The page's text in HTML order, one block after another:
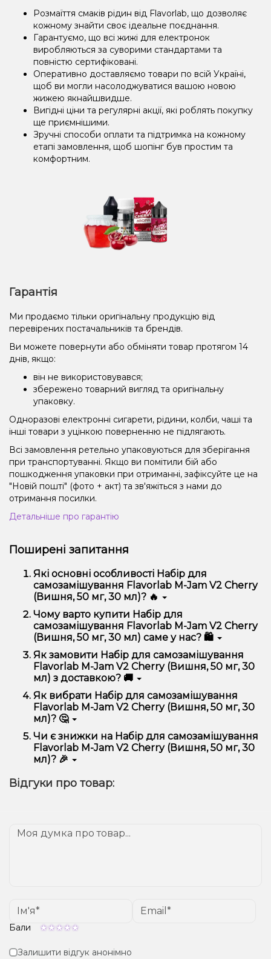
Розмаїття смаків рідин від Flavorlab, що дозволяє
кожному знайти своє ідеальне поєднання.
Гарантуємо, що всі жижі для електронок
виробляються за суворими стандартами та
повністю сертифіковані.
Оперативно доставляємо товари по всій Україні,
щоб ви могли насолоджуватися вашою новою
жижею якнайшвидше.
Вигідні ціни та регулярні акції, які роблять покупку
ще приємнішими.
Зручні способи оплати та підтримка на кожному
етапі замовлення, щоб шопінг був простим та
комфортним.
Гарантія
Ми продаємо тільки оригінальну продукцію від
перевірених постачальників та брендів.
Ви можете повернути або обміняти товар протягом 14
днів, якщо:
він не використовувався;
збережено товарний вигляд та оригінальну
упаковку.
Одноразові електронні сигарети, рідини, колби, чаші та
інші товари з уцінкою поверненню не підлягають.
Всі замовлення ретельно упаковуються для зберігання
при транспортуванні. Якщо ви помітили бій або
пошкодження упаковки при отриманні, зафіксуйте це на
"Новій пошті" (фото + акт) та зв'яжіться з нами до
отримання посилки.
Детальніше про гарантію
Поширені запитання
Які основні особливості Набір для
самозамішування Flavorlab M-Jam V2 Cherry
(Вишня, 50 мг, 30 мл)? 🔥
Набір для самозамішування Flavorlab M-Jam V2
Cherry (Вишня, 50 мг, 30 мл) відрізняється високою
якістю, зручністю використання та надійністю.
Чому варто купити Набір для
самозамішування Flavorlab M-Jam V2 Cherry
(Вишня, 50 мг, 30 мл) саме у нас? 🛍️
Ми пропонуємо тільки оригінальну продукцію,
широкий асортимент, вигідні ціни та швидку
доставку. Крім того, у нас регулярні акції та знижки
для клієнтів!
Як замовити Набір для самозамішування
Flavorlab M-Jam V2 Cherry (Вишня, 50 мг, 30
мл) з доставкою? 🚚
Оформити замовлення можна в кілька кліків:
Додайте Набір для самозамішування Flavorlab
M-Jam V2 Cherry (Вишня, 50 мг, 30 мл) до
Перейдіть до оформлення замовлення.
Виберіть зручний спосіб оплати та доставки.
надішлемо його вам!
Доставка доступна по всій Україні, терміни
Як вибрати Набір для самозамішування
Flavorlab M-Jam V2 Cherry (Вишня, 50 мг, 30
мл)? 🤔
Вибір залежить від ваших уподобань – наприклад,
якщо це кальян, враховуйте розмір, матеріал та тип
чаші, якщо вейп – потужність та смак. Наші
менеджери допоможуть підібрати ідеальний
Чи є знижки на Набір для самозамішування
Flavorlab M-Jam V2 Cherry (Вишня, 50 мг, 30
мл)? 🎉
спеціальні пропозиції. Слідкуйте за оновленнями на
Відгуки про товар:
Бали
Залишити відгук анонімно